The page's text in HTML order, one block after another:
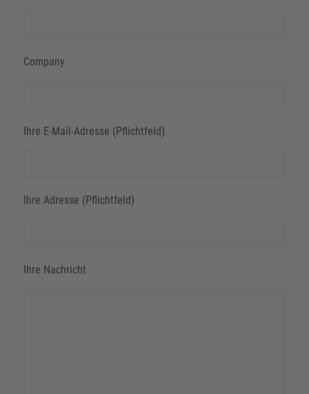
Company
Ihre E-Mail-Adresse (Pflichtfeld)
Ihre Adresse (Pflichtfeld)
Ihre Nachricht